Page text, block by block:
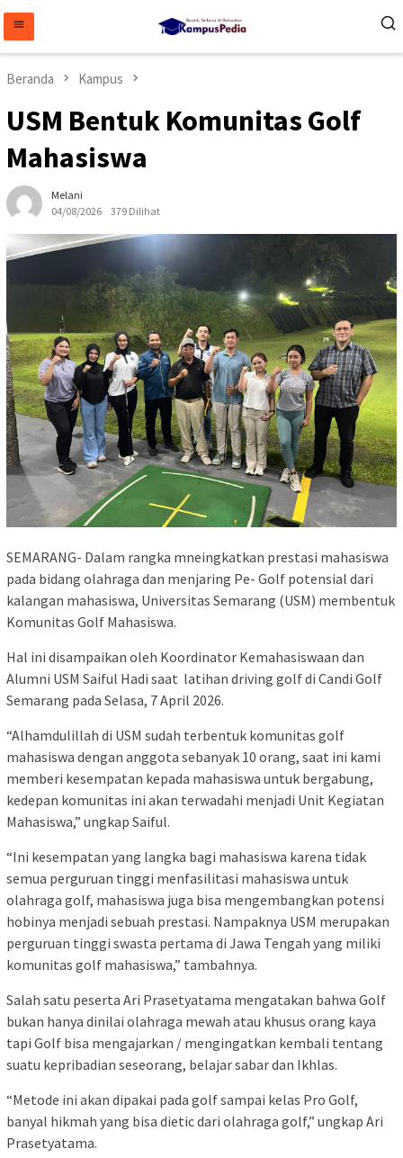
konten
Beranda Kampus
USM Bentuk Komunitas Golf
Mahasiswa
Melani
04/08/2026
379 Dilihat
SEMARANG- Dalam rangka mneingkatkan prestasi mahasiswa
pada bidang olahraga dan menjaring Pe- Golf potensial dari
kalangan mahasiswa, Universitas Semarang (USM) membentuk
Komunitas Golf Mahasiswa.
Hal ini disampaikan oleh Koordinator Kemahasiswaan dan
Alumni USM Saiful Hadi saat latihan driving golf di Candi Golf
Semarang pada Selasa, 7 April 2026.
“Alhamdulillah di USM sudah terbentuk komunitas golf
mahasiswa dengan anggota sebanyak 10 orang, saat ini kami
memberi kesempatan kepada mahasiswa untuk bergabung,
kedepan komunitas ini akan terwadahi menjadi Unit Kegiatan
Mahasiswa,” ungkap Saiful.
“Ini kesempatan yang langka bagi mahasiswa karena tidak
semua perguruan tinggi menfasilitasi mahasiswa untuk
olahraga golf, mahasiswa juga bisa mengembangkan potensi
hobinya menjadi sebuah prestasi. Nampaknya USM merupakan
perguruan tinggi swasta pertama di Jawa Tengah yang miliki
komunitas golf mahasiswa,” tambahnya.
Salah satu peserta Ari Prasetyatama mengatakan bahwa Golf
bukan hanya dinilai olahraga mewah atau khusus orang kaya
tapi Golf bisa mengajarkan / mengingatkan kembali tentang
suatu kepribadian seseorang, belajar sabar dan Ikhlas.
“Metode ini akan dipakai pada golf sampai kelas Pro Golf,
banyal hikmah yang bisa dietic dari olahraga golf,” ungkap Ari
Prasetyatama.